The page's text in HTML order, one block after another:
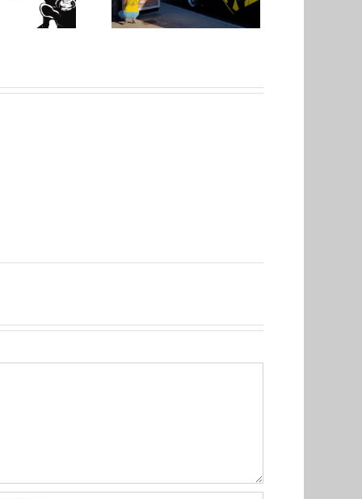
prenez le train !